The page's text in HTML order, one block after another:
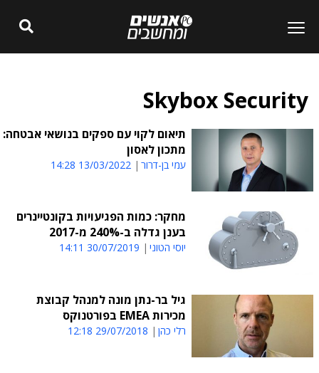
Skybox Security
תיאום לקוי עם ספקים בנושאי אבטחה:
מתכון לאסון
עמי בן-דרור 13/03/2022 14:28
מחקר: כמות הפגיעויות בקונטיינרים
בענן גדלה ב-240% מ-2017
יוסי הטוני 30/07/2019 14:11
גיל בר-נתן מונה למנהל קבוצת
מכירות EMEA בפורטנוקס
רלי כהן 29/07/2018 12:18